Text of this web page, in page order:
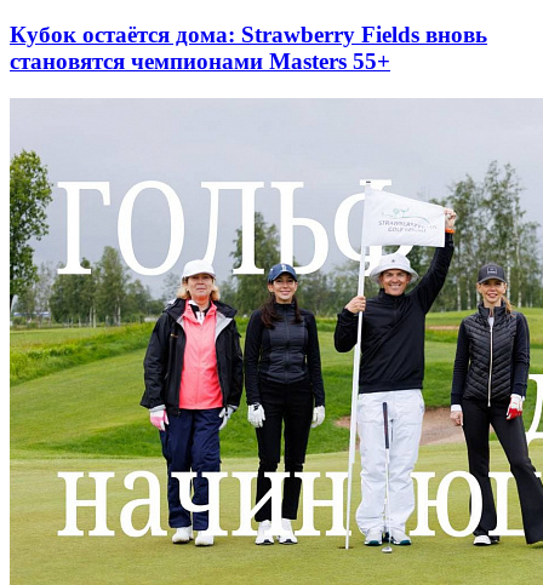
Кубок остаётся дома: Strawberry Fields вновь
становятся чемпионами Masters 55+